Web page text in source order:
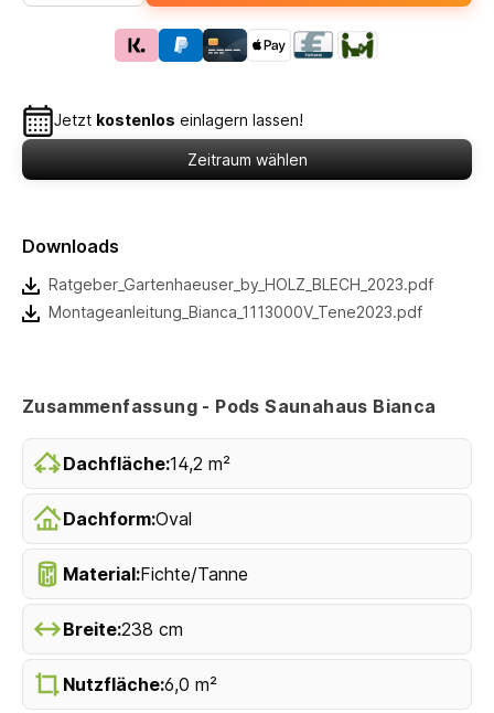
Jetzt kostenlos einlagern lassen!
Zeitraum wählen
Downloads
Ratgeber_Gartenhaeuser_by_HOLZ_BLECH_2023.pdf
Montageanleitung_Bianca_1113000V_Tene2023.pdf
Zusammenfassung - Pods Saunahaus Bianca
Dachfläche:14,2 m²
Dachform:Oval
Material:Fichte/Tanne
Breite:238 cm
Nutzfläche:6,0 m²